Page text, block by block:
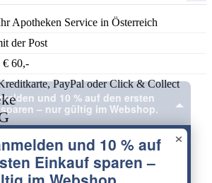
Apotheken Service in Österreich
der Post
€ 60,-
PayPal oder Click & Collect